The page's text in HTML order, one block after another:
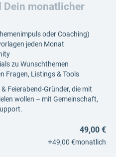
Dein monatlicher
oder Coaching)
jeden Monat
zu Wunschthemen
Fragen, Listings & Tools
Feierabend-Gründer, die mit
wollen – mit Gemeinschaft,
49,00 €
+49,00 €monatlich